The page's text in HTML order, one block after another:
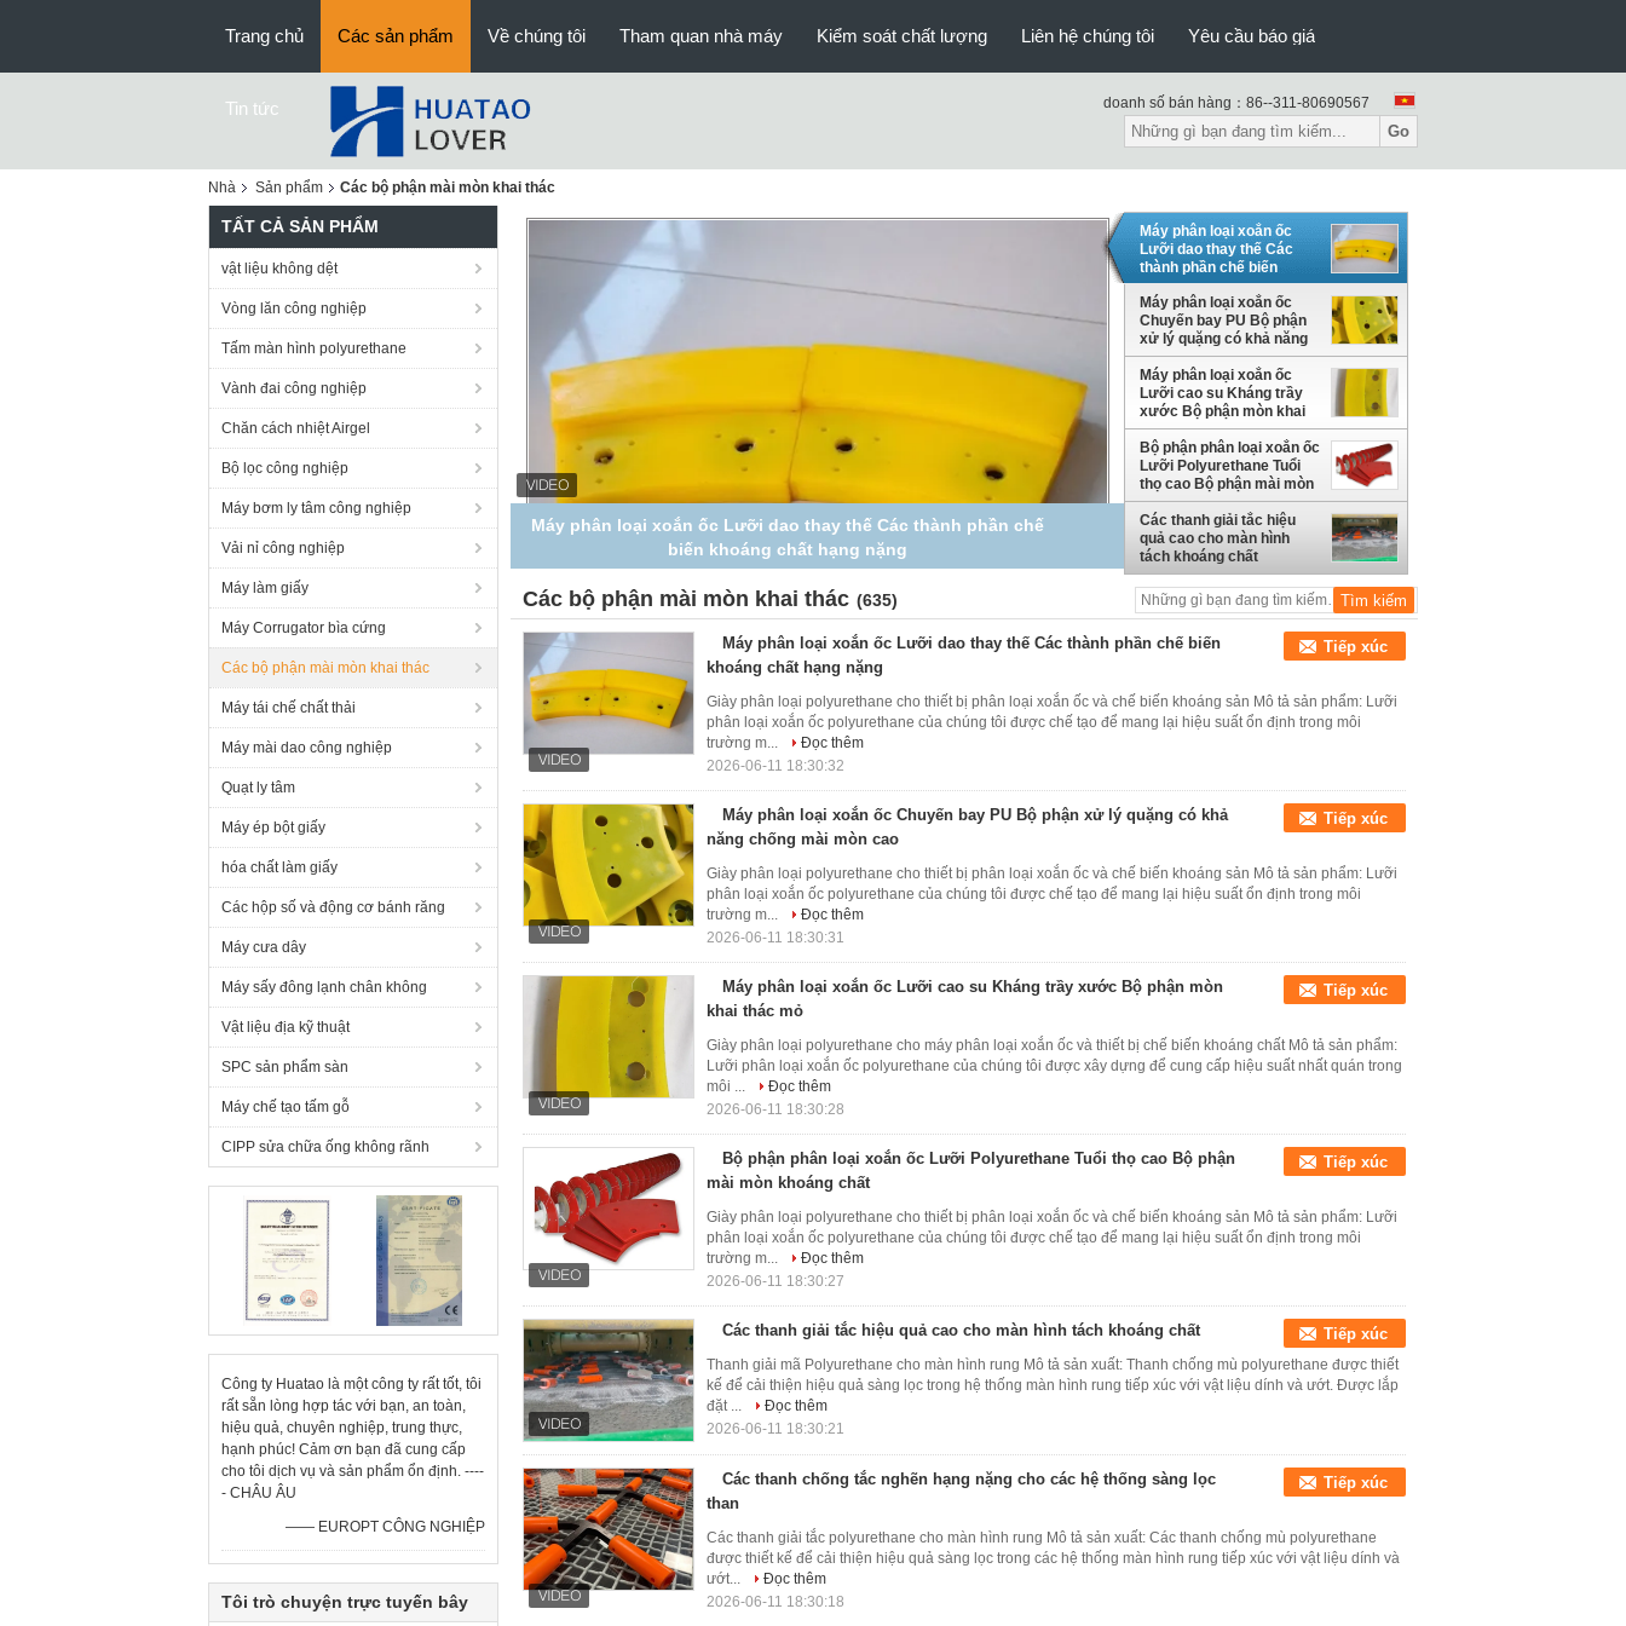
Trang chủ Các sản phẩm Về chúng tôi Tham quan nhà máy Kiểm soát chất lượng Liên hệ chúng tôi Yêu cầu báo giá
Tin tức doanh số bán hàng： 86--311-80690567
Go
Nhà Sản phẩm Các bộ phận mài mòn khai thác
TẤT CẢ SẢN PHẨM
vật liệu không dệt
Vòng lăn công nghiệp
Tấm màn hình polyurethane
Vành đai công nghiệp
Chăn cách nhiệt Airgel
Bộ lọc công nghiệp
Máy bơm ly tâm công nghiệp
Vải nỉ công nghiệp
Máy làm giấy
Máy Corrugator bìa cứng
Các bộ phận mài mòn khai thác
Máy tái chế chất thải
Máy mài dao công nghiệp
Quạt ly tâm
Máy ép bột giấy
hóa chất làm giấy
Các hộp số và động cơ bánh răng
Máy cưa dây
Máy sấy đông lạnh chân không
Vật liệu địa kỹ thuật
SPC sản phẩm sàn
Máy chế tạo tấm gỗ
CIPP sửa chữa ống không rãnh
Công ty Huatao là một công ty rất tốt, tôi
rất sẵn lòng hợp tác với bạn, an toàn,
hiệu quả, chuyên nghiệp, trung thực,
hạnh phúc! Cảm ơn bạn đã cung cấp
cho tôi dịch vụ và sản phẩm ổn định. ----
- CHÂU ÂU
—— EUROPT CÔNG NGHIỆP
Tôi trò chuyện trực tuyến bây
Máy phân loại xoắn ốc Chuyến bay PU Bộ phận xử lý quặng có
khả năng chống mài mòn cao
Máy phân loại xoắn ốc
Lưỡi dao thay thế Các
thành phần chế biến
khoáng chất hạng nặng
Máy phân loại xoắn ốc
Chuyến bay PU Bộ phận
xử lý quặng có khả năng
chống mài mòn cao
Máy phân loại xoắn ốc
Lưỡi cao su Kháng trầy
xước Bộ phận mòn khai
thác mỏ
Bộ phận phân loại xoắn ốc
Lưỡi Polyurethane Tuổi
thọ cao Bộ phận mài mòn
khoáng chất
Các thanh giải tắc hiệu
quả cao cho màn hình
tách khoáng chất
Các bộ phận mài mòn khai thác (635)
Máy phân loại xoắn ốc Lưỡi dao thay thế Các thành phần chế biến
khoáng chất hạng nặng
Tiếp xúc
Giày phân loại polyurethane cho thiết bị phân loại xoắn ốc và chế biến khoáng sản Mô tả sản phẩm: Lưỡi
phân loại xoắn ốc polyurethane của chúng tôi được chế tạo để mang lại hiệu suất ổn định trong môi
trường m...
Đọc thêm
2026-06-11 18:30:32
Máy phân loại xoắn ốc Chuyến bay PU Bộ phận xử lý quặng có khả
năng chống mài mòn cao
Tiếp xúc
Giày phân loại polyurethane cho thiết bị phân loại xoắn ốc và chế biến khoáng sản Mô tả sản phẩm: Lưỡi
phân loại xoắn ốc polyurethane của chúng tôi được chế tạo để mang lại hiệu suất ổn định trong môi
trường m...
Đọc thêm
2026-06-11 18:30:31
Máy phân loại xoắn ốc Lưỡi cao su Kháng trầy xước Bộ phận mòn
khai thác mỏ
Tiếp xúc
Giày phân loại polyurethane cho máy phân loại xoắn ốc và thiết bị chế biến khoáng chất Mô tả sản phẩm:
Lưỡi phân loại xoắn ốc polyurethane của chúng tôi được xây dựng để cung cấp hiệu suất nhất quán trong
môi ...
Đọc thêm
2026-06-11 18:30:28
Bộ phận phân loại xoắn ốc Lưỡi Polyurethane Tuổi thọ cao Bộ phận
mài mòn khoáng chất
Tiếp xúc
Giày phân loại polyurethane cho thiết bị phân loại xoắn ốc và chế biến khoáng sản Mô tả sản phẩm: Lưỡi
phân loại xoắn ốc polyurethane của chúng tôi được chế tạo để mang lại hiệu suất ổn định trong môi
trường m...
Đọc thêm
2026-06-11 18:30:27
Các thanh giải tắc hiệu quả cao cho màn hình tách khoáng chất Tiếp xúc
Thanh giải mã Polyurethane cho màn hình rung Mô tả sản xuất: Thanh chống mù polyurethane được thiết
kế để cải thiện hiệu quả sàng lọc trong hệ thống màn hình rung tiếp xúc với vật liệu dính và ướt. Được lắp
đặt ...
Đọc thêm
2026-06-11 18:30:21
Các thanh chống tắc nghẽn hạng nặng cho các hệ thống sàng lọc
than
Tiếp xúc
Các thanh giải tắc polyurethane cho màn hình rung Mô tả sản xuất: Các thanh chống mù polyurethane
được thiết kế để cải thiện hiệu quả sàng lọc trong các hệ thống màn hình rung tiếp xúc với vật liệu dính và
ướt...
Đọc thêm
2026-06-11 18:30:18